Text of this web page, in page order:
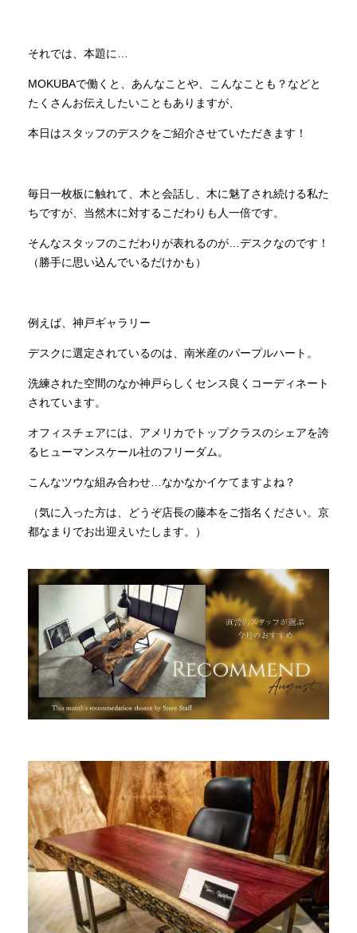
MOKUBA CHANNEL
お問い合わせ
それでは、本題に…
MOKUBAで働くと、あんなことや、こんなことも？などと
たくさんお伝えしたいこともありますが、
本日はスタッフのデスクをご紹介させていただきます！
毎日一枚板に触れて、木と会話し、木に魅了され続ける私た
ちですが、当然木に対するこだわりも人一倍です。
そんなスタッフのこだわりが表れるのが…デスクなのです！
（勝手に思い込んでいるだけかも）
例えば、神戸ギャラリー
デスクに選定されているのは、南米産のパープルハート。
洗練された空間のなか神戸らしくセンス良くコーディネート
されています。
オフィスチェアには、アメリカでトップクラスのシェアを誇
るヒューマンスケール社のフリーダム。
こんなツウな組み合わせ…なかなかイケてますよね？
（気に入った方は、どうぞ店長の藤本をご指名ください。京
都なまりでお出迎えいたします。）